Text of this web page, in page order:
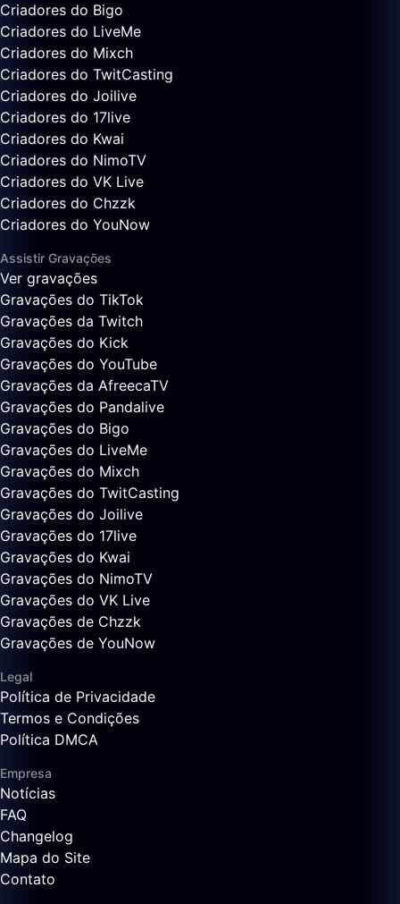
Criadores do Bigo
Criadores do LiveMe
Criadores do Mixch
Criadores do TwitCasting
Criadores do Joilive
Criadores do 17live
Criadores do Kwai
Criadores do NimoTV
Criadores do VK Live
Criadores do Chzzk
Criadores do YouNow
Assistir Gravações
Ver gravações
Gravações do TikTok
Gravações da Twitch
Gravações do Kick
Gravações do YouTube
Gravações da AfreecaTV
Gravações do Pandalive
Gravações do Bigo
Gravações do LiveMe
Gravações do Mixch
Gravações do TwitCasting
Gravações do Joilive
Gravações do 17live
Gravações do Kwai
Gravações do NimoTV
Gravações do VK Live
Gravações de Chzzk
Gravações de YouNow
Legal
Política de Privacidade
Termos e Condições
Política DMCA
Empresa
Notícias
FAQ
Changelog
Mapa do Site
Contato